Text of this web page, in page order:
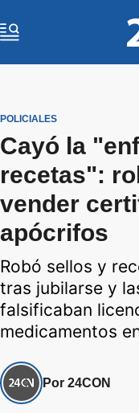
POLICIALES
Cayó la
recetas":
vender
apócrifos
Robó sellos y
tras jubilarse y
falsificaban
medicamentos
Por 24CON